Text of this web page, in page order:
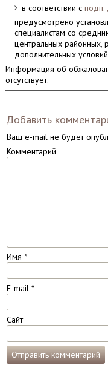
в соответствии с подп.
предусмотрено
специалистам со
центральных районных,
дополнительных
Информация об
отсутствует.
Добавить
Ваш e-mail не будет
Комментарий
Имя *
E-mail *
Сайт